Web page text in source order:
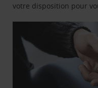
votre disposition pour